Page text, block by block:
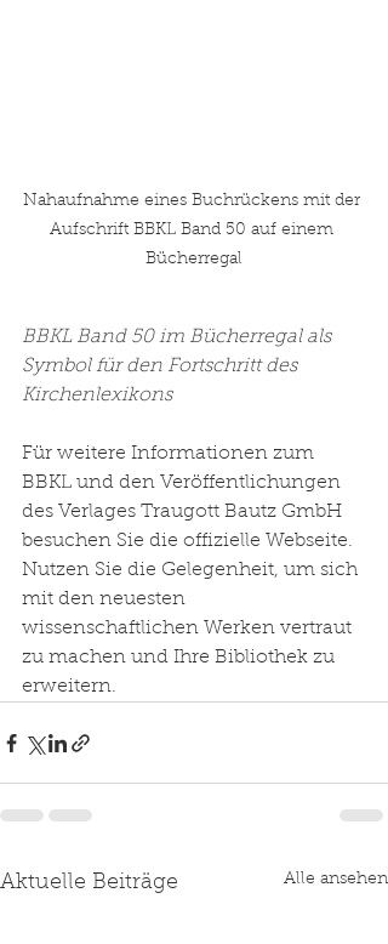
Nahaufnahme eines Buchrückens mit der
Aufschrift BBKL Band 50 auf einem
Bücherregal
BBKL Band 50 im Bücherregal als
Symbol für den Fortschritt des
Kirchenlexikons
Für weitere Informationen zum
BBKL und den Veröffentlichungen
des Verlages Traugott Bautz GmbH
besuchen Sie die offizielle Webseite.
Nutzen Sie die Gelegenheit, um sich
mit den neuesten
wissenschaftlichen Werken vertraut
zu machen und Ihre Bibliothek zu
erweitern.
Aktuelle Beiträge Alle ansehen